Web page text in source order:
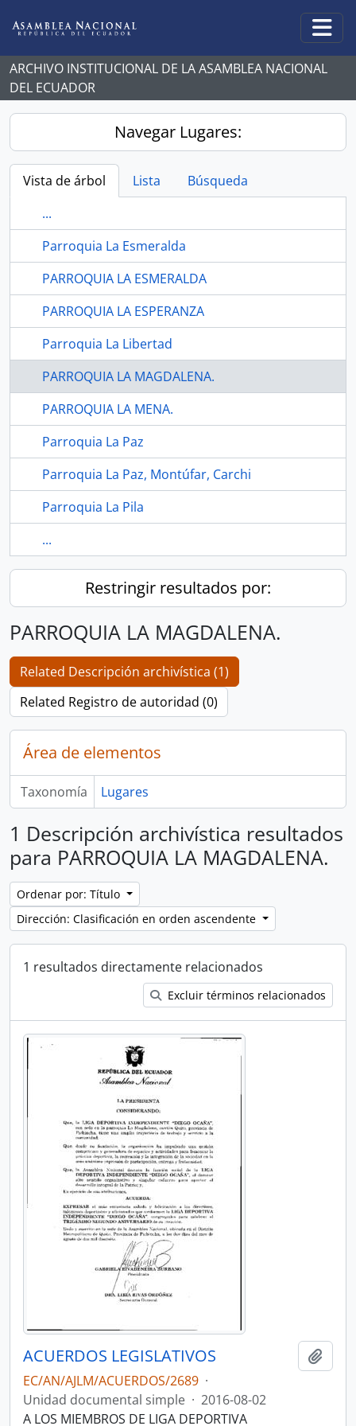
ARCHIVO INSTITUCIONAL DE LA ASAMBLEA NACIONAL
DEL ECUADOR
Navegar Lugares:
Vista de árbol Lista
Búsqueda
...
Parroquia La Esmeralda
PARROQUIA LA ESMERALDA
PARROQUIA LA ESPERANZA
Parroquia La Libertad
PARROQUIA LA MAGDALENA.
PARROQUIA LA MENA.
Parroquia La Paz
Parroquia La Paz, Montúfar, Carchi
Parroquia La Pila
...
Restringir resultados por:
PARROQUIA LA MAGDALENA.
Related Descripción archivística (1)
Related Registro de autoridad (0)
Área de elementos
Taxonomía Lugares
1 Descripción archivística resultados
para PARROQUIA LA MAGDALENA.
Ordenar por: Título
Dirección: Clasificación en orden ascendente
1 resultados directamente relacionados
Excluir términos relacionados
ACUERDOS LEGISLATIVOS
EC/AN/AJLM/ACUERDOS/2689 ·
Unidad documental simple · 2016-08-02
A LOS MIEMBROS DE LIGA DEPORTIVA